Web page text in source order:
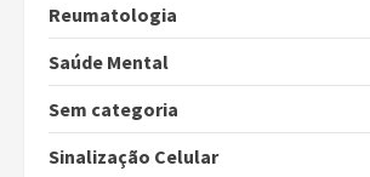
Reumatologia
Saúde Mental
Sem categoria
Sinalização Celular